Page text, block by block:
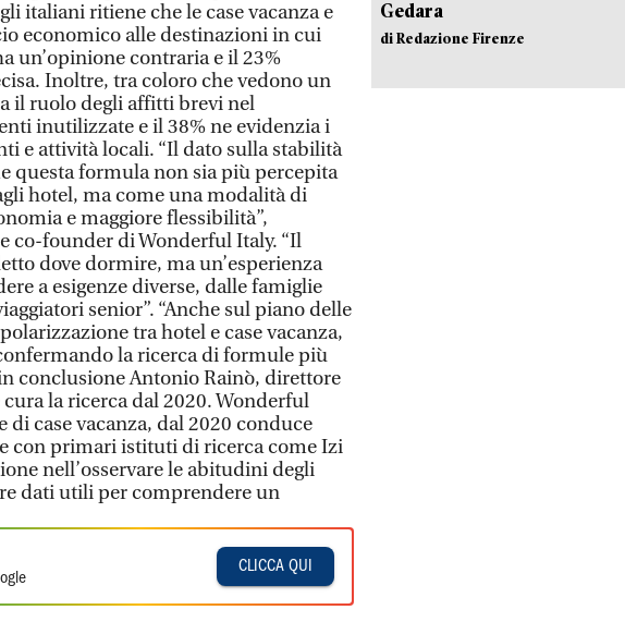
italiani ritiene che le case vacanza e
economico alle destinazioni in cui
un’opinione contraria e il 23%
Inoltre, tra coloro che vedono un
il ruolo degli affitti brevi nel
inutilizzate e il 38% ne evidenzia i
e attività locali. “Il dato sulla stabilità
questa formula non sia più percepita
hotel, ma come una modalità di
e maggiore flessibilità”,
co-founder di Wonderful Italy. “Il
dove dormire, ma un’esperienza
a esigenze diverse, dalle famiglie
senior”. “Anche sul piano delle
tra hotel e case vacanza,
la ricerca di formule più
conclusione Antonio Rainò, direttore
la ricerca dal 2020. Wonderful
case vacanza, dal 2020 conduce
con primari istituti di ricerca come Izi
nell’osservare le abitudini degli
dati utili per comprendere un
CLICCA QUI
Gedara
di Redazione Firenze